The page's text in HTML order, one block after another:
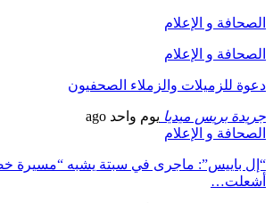
الصحافة و الإعلام
الصحافة و الإعلام
دعوة للزميلات والزملاء الصحفيون
جريدة بريس ميديا يوم واحد ago
الصحافة و الإعلام
“إل باييس”: ماجرى في سبتة يشبه “مسيرة
أشعلت…